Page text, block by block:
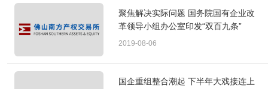
聚焦解决实际问题 国务院国有企业改
革领导小组办公室印发“双百九条”
2019-08-06
国企重组整合潮起 下半年大戏接连上